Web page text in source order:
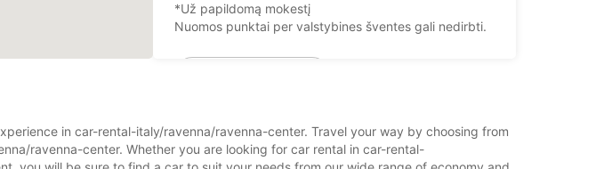
*Už papildomą mokestį
Nuomos punktai per valstybines šventes gali nedirbti.
Maršrutas
in car-rental-italy/ravenna/ravenna-center. Travel your way by choosing from
ravenna-center. Whether you are looking for car rental in car-rental-